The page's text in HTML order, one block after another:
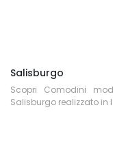
Salisburgo
Scopri Comodini
Salisburgo realizzato in